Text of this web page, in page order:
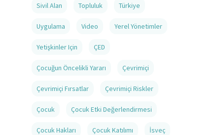
Sivil Alan Topluluk Türkiye
Uygulama Video Yerel Yönetimler
Yetişkinler Için ÇED
Çocuğun Öncelikli Yararı Çevrimiçi
Çevrimiçi Fırsatlar Çevrimiçi Riskler
Çocuk Çocuk Etki Değerlendirmesi
Çocuk Hakları Çocuk Katılımı İsveç